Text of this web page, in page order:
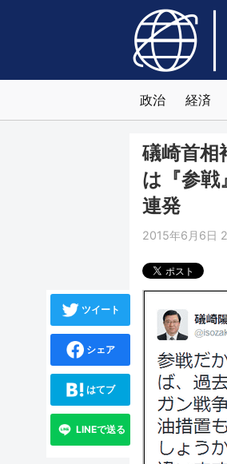
政治 経済
礒崎首相
は『参戦
連発
2015年6月6日
ツイート
シェア
はてブ
LINEで送る